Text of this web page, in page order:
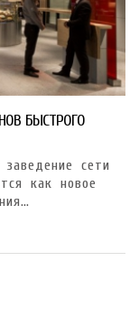
БЫСТРОГО
сети
как новое